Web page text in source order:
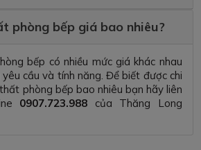
phòng bếp giá bao nhiêu?
bếp có nhiều mức giá khác nhau
cầu và tính năng. Để biết được chi
phòng bếp bao nhiêu bạn hãy liên
0907.723.988 của Thăng Long